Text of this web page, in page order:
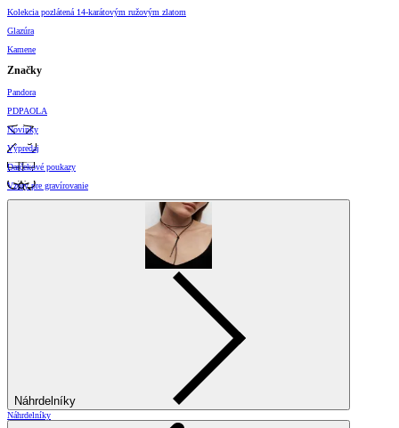
Kolekcia pozlátená 14-karátovým ružovým zlatom
Glazúra
Kamene
Značky
Pandora
PDPAOLA
Novinky
Výpredaj
Darčekové poukazy
Vzory pre gravírovanie
Náhrdelníky
Náhrdelníky